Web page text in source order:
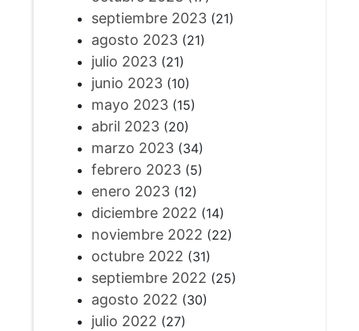
septiembre 2023(21)
agosto 2023(21)
julio 2023(21)
junio 2023(10)
mayo 2023(15)
abril 2023(20)
marzo 2023(34)
febrero 2023(5)
enero 2023(12)
diciembre 2022 (14)
noviembre 2022 (22)
octubre 2022 (31)
septiembre 2022 (25)
agosto 2022 (30)
julio 2022 (27)